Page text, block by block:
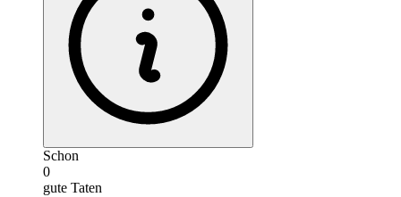
Schon
0
gute Taten